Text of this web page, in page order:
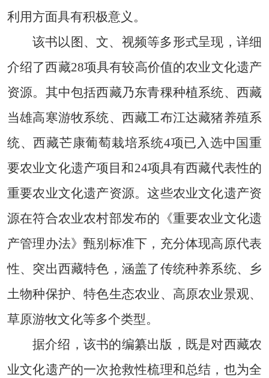
利用方面具有积极意义。
该书以图、文、视频等多形式呈现，详细
介绍了西藏28项具有较高价值的农业文化遗产
资源。其中包括西藏乃东青稞种植系统、西藏
当雄高寒游牧系统、西藏工布江达藏猪养殖系
统、西藏芒康葡萄栽培系统4项已入选中国重
要农业文化遗产项目和24项具有西藏代表性的
重要农业文化遗产资源。这些农业文化遗产资
源在符合农业农村部发布的《重要农业文化遗
产管理办法》甄别标准下，充分体现高原代表
性、突出西藏特色，涵盖了传统种养系统、乡
土物种保护、特色生态农业、高原农业景观、
草原游牧文化等多个类型。
据介绍，该书的编纂出版，既是对西藏农
业文化遗产的一次抢救性梳理和总结，也为全